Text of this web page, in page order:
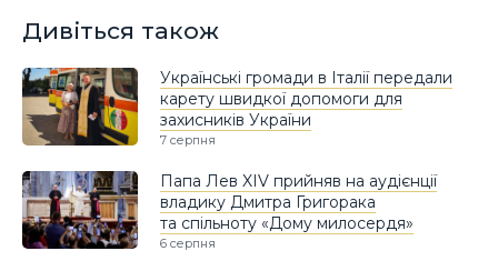
Дивіться також
Українські громади в Італії передали
карету швидкої допомоги для
захисників України
7 серпня
Папа Лев XIV прийняв на аудієнції
владику Дмитра Григорака
та спільноту «Дому милосердя»
6 серпня